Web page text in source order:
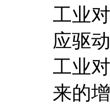
工业
应驱
工业
来的